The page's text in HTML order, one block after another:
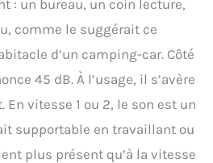
: un bureau, un coin lecture,
comme le suggérait ce
d’un camping-car. Côté
45 dB. À l’usage, il s’avère
vitesse 1 ou 2, le son est un
supportable en travaillant ou
plus présent qu’à la vitesse